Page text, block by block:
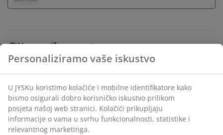
Neograničen povrat
Bez vremenskog ograničenja - vratite u bilo koju JYSK
Jamstvo cijene unutar 30 dana za sve proizvode
Fleksibilne opcije dostave
Brza i jednostavna dostava po vašem izboru
Personaliziramo vaše iskustvo
U JYSKu koristimo kolačiće i mobilne identifikatore kako
bismo osigurali dobro korisničko iskustvo prilikom
posjeta našoj web stranici. Kolačići prikupljaju
informacije o vama u svrhu funkcionalnosti, statistike i
relevantnog marketinga.